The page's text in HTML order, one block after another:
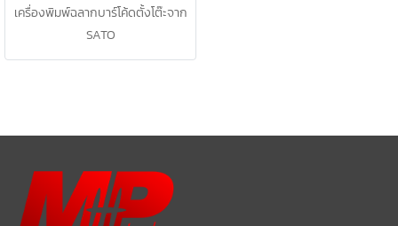
เครื่องพิมพ์ฉลากบาร์โค้ดตั้งโต๊ะจาก
SATO